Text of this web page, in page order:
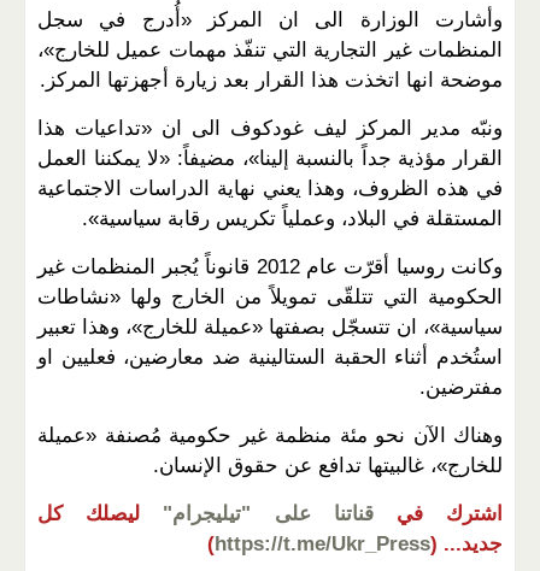
وأشارت الوزارة الى ان المركز «أُدرج في سجل
المنظمات غير التجارية التي تنفّذ مهمات عميل للخارج»،
موضحة انها اتخذت هذا القرار بعد زيارة أجهزتها المركز.
ونبّه مدير المركز ليف غودكوف الى ان «تداعيات هذا
القرار مؤذية جداً بالنسبة إلينا»، مضيفاً: «لا يمكننا العمل
في هذه الظروف، وهذا يعني نهاية الدراسات الاجتماعية
المستقلة في البلاد، وعملياً تكريس رقابة سياسية».
وكانت روسيا أقرّت عام 2012 قانوناً يُجبر المنظمات غير
الحكومية التي تتلقّى تمويلاً من الخارج ولها «نشاطات
سياسية»، ان تتسجّل بصفتها «عميلة للخارج»، وهذا تعبير
استُخدم أثناء الحقبة الستالينية ضد معارضين، فعليين او
مفترضين.
وهناك الآن نحو مئة منظمة غير حكومية مُصنفة «عميلة
للخارج»، غالبيتها تدافع عن حقوق الإنسان.
اشترك في قناتنا على "تيليجرام"
ليصلك كل
جديد... (
https://t.me/Ukr_Press
)